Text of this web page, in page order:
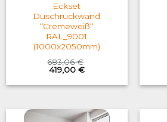
Eckset
Duschrückwand
“Cremeweiß“
RAL_9001
(1000x2050mm)
683,06€
Original
price
was:
419,00 €Current
is: